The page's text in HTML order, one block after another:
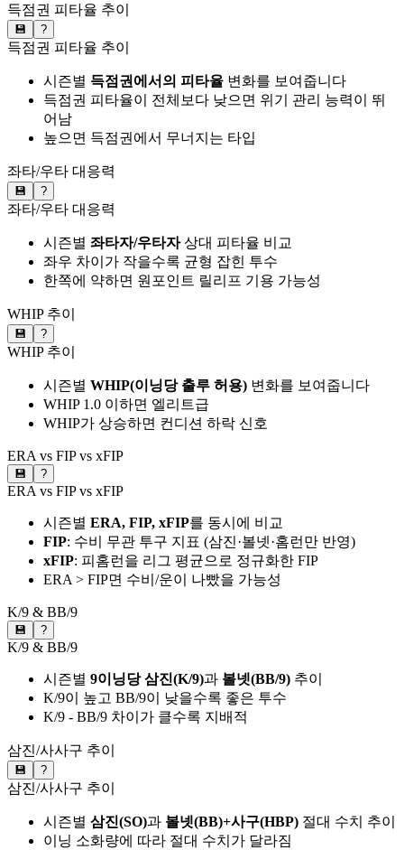
득점권 피타율 추이
💾 ?
득점권 피타율 추이
시즌별 득점권에서의 피타율 변화를 보여줍니다
득점권 피타율이 전체보다 낮으면 위기 관리 능력이 뛰
어남
높으면 득점권에서 무너지는 타입
좌타/우타 대응력
💾 ?
좌타/우타 대응력
시즌별 좌타자/우타자상대 피타율 비교
좌우 차이가 작을수록 균형 잡힌 투수
한쪽에 약하면 원포인트 릴리프 기용 가능성
WHIP 추이
💾 ?
WHIP 추이
시즌별 WHIP(이닝당 출루 허용) 변화를 보여줍니다
WHIP 1.0 이하면 엘리트급
WHIP가 상승하면 컨디션 하락 신호
ERA vs FIP vs xFIP
💾 ?
ERA vs FIP vs xFIP
시즌별 ERA, FIP, xFIP를 동시에 비교
FIP: 수비 무관 투구 지표 (삼진·볼넷·홈런만 반영)
xFIP: 피홈런을 리그 평균으로 정규화한 FIP
ERA > FIP면 수비/운이 나빴을 가능성
K/9 & BB/9
💾 ?
K/9 & BB/9
시즌별 9이닝당 삼진(K/9)과 볼넷(BB/9) 추이
K/9이 높고 BB/9이 낮을수록 좋은 투수
K/9 - BB/9 차이가 클수록 지배적
삼진/사사구 추이
💾 ?
삼진/사사구 추이
시즌별 삼진(SO)과 볼넷(BB)+사구(HBP) 절대 수치 추이
이닝 소화량에 따라 절대 수치가 달라짐